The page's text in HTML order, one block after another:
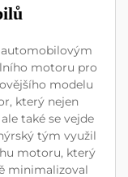
motoru pro
modelu
který nejen
také se vejde
tým využil
motoru, který
minimalizoval